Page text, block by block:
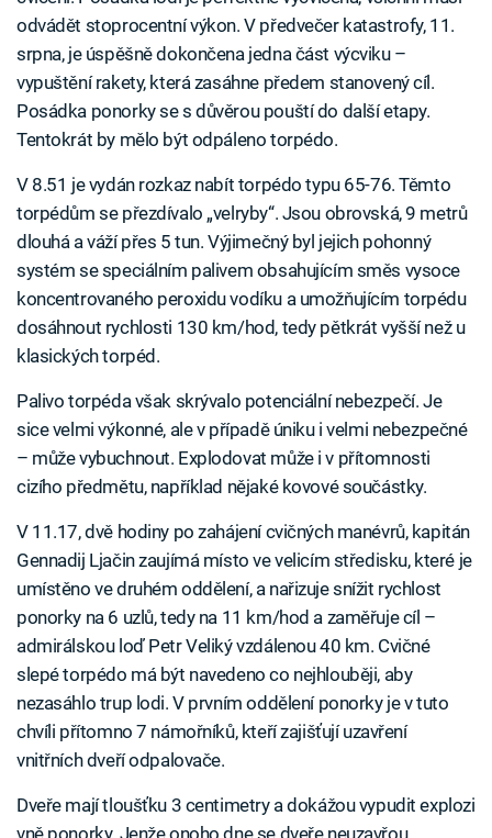
odvádět stoprocentní výkon. V předvečer katastrofy, 11.
srpna, je úspěšně dokončena jedna část výcviku –
vypuštění rakety, která zasáhne předem stanovený cíl.
Posádka ponorky se s důvěrou pouští do další etapy.
Tentokrát by mělo být odpáleno torpédo.
V 8.51 je vydán rozkaz nabít torpédo typu 65-76. Těmto
torpédům se přezdívalo „velryby“. Jsou obrovská, 9 metrů
dlouhá a váží přes 5 tun. Výjimečný byl jejich pohonný
systém se speciálním palivem obsahujícím směs vysoce
koncentrovaného peroxidu vodíku a umožňujícím torpédu
dosáhnout rychlosti 130 km/hod, tedy pětkrát vyšší než u
klasických torpéd.
Palivo torpéda však skrývalo potenciální nebezpečí. Je
sice velmi výkonné, ale v případě úniku i velmi nebezpečné
– může vybuchnout. Explodovat může i v přítomnosti
cizího předmětu, například nějaké kovové součástky.
V 11.17, dvě hodiny po zahájení cvičných manévrů, kapitán
Gennadij Ljačin zaujímá místo ve velicím středisku, které je
umístěno ve druhém oddělení, a nařizuje snížit rychlost
ponorky na 6 uzlů, tedy na 11 km/hod a zaměřuje cíl –
admirálskou loď Petr Veliký vzdálenou 40 km. Cvičné
slepé torpédo má být navedeno co nejhlouběji, aby
nezasáhlo trup lodi. V prvním oddělení ponorky je v tuto
chvíli přítomno 7 námořníků, kteří zajišťují uzavření
vnitřních dveří odpalovače.
Dveře mají tloušťku 3 centimetry a dokážou vypudit explozi